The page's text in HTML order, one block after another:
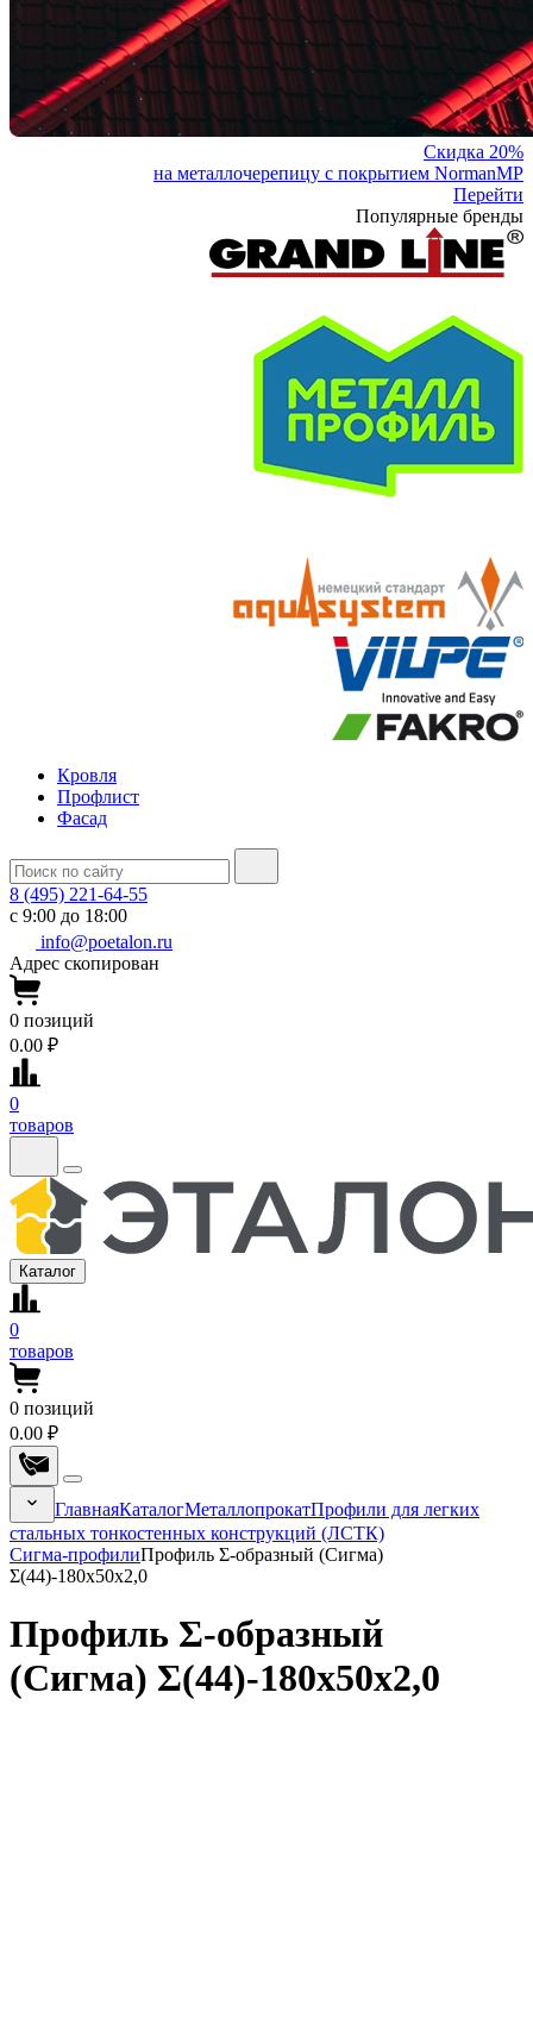
Скидка 20%
на металлочерепицу с покрытием NormanMP
Перейти
Популярные бренды
Кровля
Профлист
Фасад
8 (495) 221-64-55
с 9:00 до 18:00
info@poetalon.ru
Адрес скопирован
0 позиций
0.00 ₽
0
товаров
Каталог
0
товаров
0 позиций
0.00 ₽
ГлавнаяКаталогМеталлопрокатПрофили для легких
стальных тонкостенных конструкций (ЛСТК)
Сигма-профилиПрофиль Σ-образный (Сигма)
Σ(44)-180x50x2,0
Профиль Σ-образный
(Сигма) Σ(44)-180x50x2,0